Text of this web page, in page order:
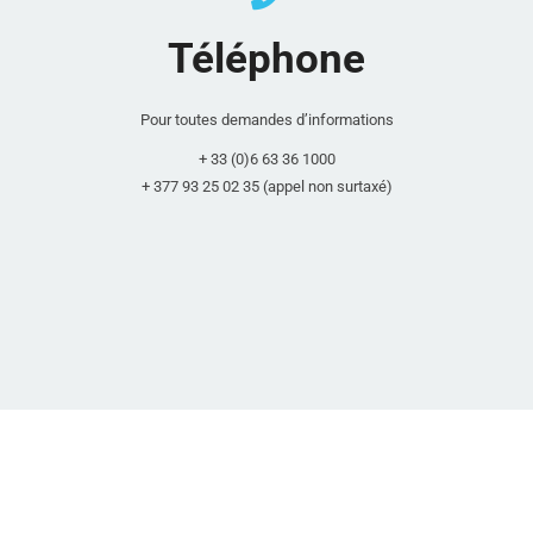
Téléphone
Pour toutes demandes d’informations
+ 33 (0)6 63 36 1000
+ 377 93 25 02 35 (appel non surtaxé)